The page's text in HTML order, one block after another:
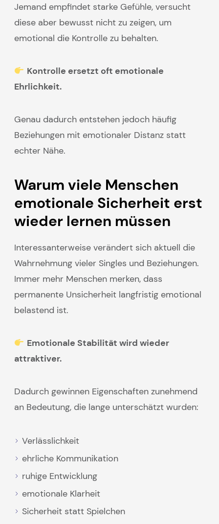
Jemand empfindet starke Gefühle, versucht
diese aber bewusst nicht zu zeigen, um
emotional die Kontrolle zu behalten.
Kontrolle ersetzt oft emotionale
Ehrlichkeit.
Genau dadurch entstehen jedoch häufig
Beziehungen mit emotionaler Distanz statt
echter Nähe.
Warum viele Menschen
emotionale Sicherheit erst
wieder lernen müssen
Interessanterweise verändert sich aktuell die
Wahrnehmung vieler Singles und Beziehungen.
Immer mehr Menschen merken, dass
permanente Unsicherheit langfristig emotional
belastend ist.
Emotionale Stabilität wird wieder
attraktiver.
Dadurch gewinnen Eigenschaften zunehmend
an Bedeutung, die lange unterschätzt wurden:
Verlässlichkeit
ehrliche Kommunikation
ruhige Entwicklung
emotionale Klarheit
Sicherheit statt Spielchen